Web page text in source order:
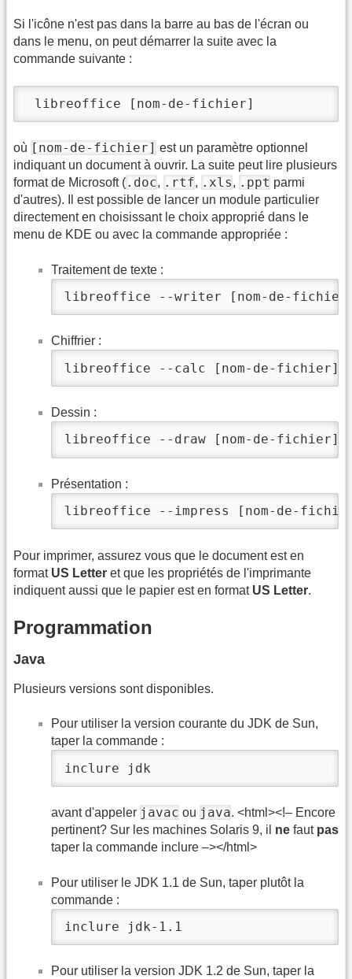
Si l'icône n'est pas dans la barre au bas de l'écran ou
dans le menu, on peut démarrer la suite avec la
commande suivante :
libreoffice [nom-de-fichier]
où [nom-de-fichier] est un paramètre optionnel
indiquant un document à ouvrir. La suite peut lire plusieurs
format de Microsoft (.doc, .rtf, .xls, .ppt parmi
d'autres). Il est possible de lancer un module particulier
directement en choisissant le choix approprié dans le
menu de KDE ou avec la commande appropriée :
Traitement de texte :
libreoffice --writer [nom-de-
Chiffrier :
libreoffice --calc [nom-de-fichier]
Dessin :
libreoffice --draw [nom-de-fichier]
Présentation :
libreoffice --impress [nom-de-
Pour imprimer, assurez vous que le document est en
format US Letter et que les propriétés de l'imprimante
indiquent aussi que le papier est en format US Letter.
Programmation
Java
Plusieurs versions sont disponibles.
Pour utiliser la version courante du JDK de Sun,
taper la commande :
inclure jdk
avant d'appeler javac ou java. <html><!– Encore
pertinent? Sur les machines Solaris 9, il ne faut pas
taper la commande inclure –></html>
Pour utiliser le JDK 1.1 de Sun, taper plutôt la
commande :
inclure jdk-1.1
Pour utiliser la version JDK 1.2 de Sun, taper la